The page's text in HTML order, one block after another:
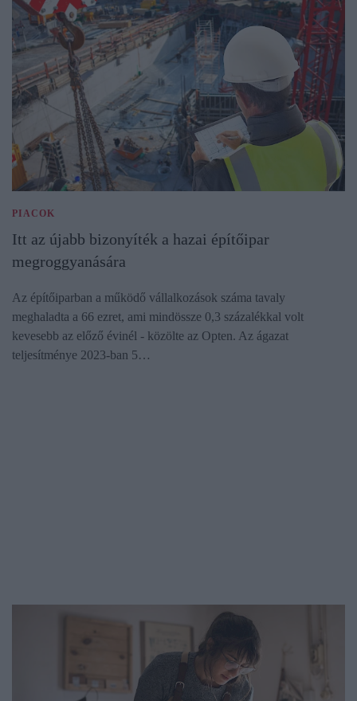
PIACOK
Itt az újabb bizonyíték a hazai építőipar
megroggyanására
Az építőiparban a működő vállalkozások száma tavaly
meghaladta a 66 ezret, ami mindössze 0,3 százalékkal volt
kevesebb az előző évinél - közölte az Opten. Az ágazat
teljesítménye 2023-ban 5…